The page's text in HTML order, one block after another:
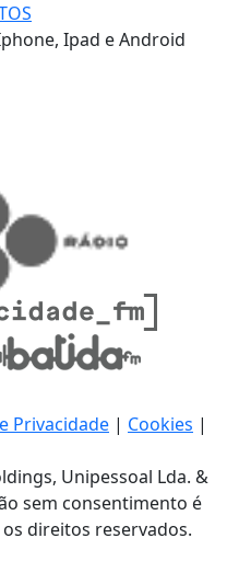
Ipad e Android
Privacidade | Cookies |
Unipessoal Lda. &
sem consentimento é
direitos reservados.